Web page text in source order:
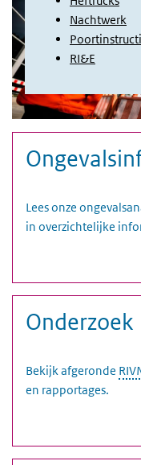
Media trefwoorden
Foto
Nachtwerk
RI&E
Lees onze
in overzichtelijke
Onderzoek
Bekijk afgeronde
en rapportages.